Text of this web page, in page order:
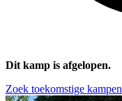
Dit kamp is afgelopen.
Zoek toekomstige kampen